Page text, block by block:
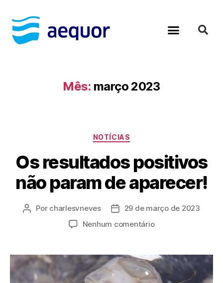
Mês: março 2023
NOTÍCIAS
Os resultados positivos
não param de aparecer!
Por charlesvneves
29 de março de 2023
Nenhum comentário